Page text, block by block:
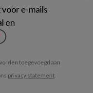
e-mails
en
toegevoegd aan
privacy statement.